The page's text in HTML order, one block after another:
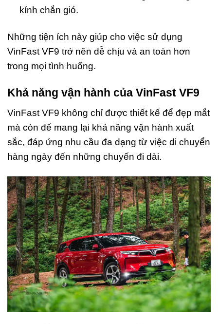
kính chắn gió.
Những tiện ích này giúp cho việc sử dụng
VinFast VF9 trở nên dễ chịu và an toàn hơn
trong mọi tình huống.
Khả năng vận hành của VinFast VF9
VinFast VF9 không chỉ được thiết kế để đẹp mắt
mà còn để mang lại khả năng vận hành xuất
sắc, đáp ứng nhu cầu đa dạng từ việc di chuyển
hàng ngày đến những chuyến đi dài.